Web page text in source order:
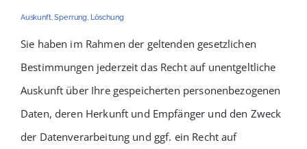
Auskunft, Sperrung, Löschung
Sie haben im Rahmen der geltenden gesetzlichen
Bestimmungen jederzeit das Recht auf unentgeltliche
Auskunft über Ihre gespeicherten personenbezogenen
Daten, deren Herkunft und Empfänger und den Zweck
der Datenverarbeitung und ggf. ein Recht auf